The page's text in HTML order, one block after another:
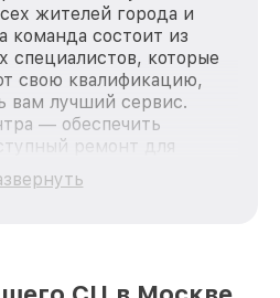
жителей города и
команда состоит из
специалистов, которые
свою квалификацию,
вам лучший сервис.
— обеспечить
ремонт для
продукции LG, вне
поломки. Мы